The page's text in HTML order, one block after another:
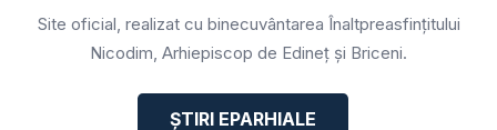
Site oficial, realizat cu binecuvântarea Înaltpreasfințitului
Nicodim, Arhiepiscop de Edineț și Briceni.
ȘTIRI EPARHIALE